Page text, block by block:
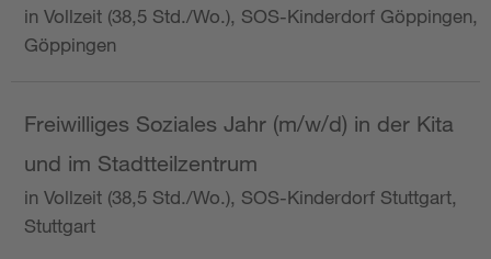
in Vollzeit (38,5 Std./Wo.), SOS-Kinderdorf Göppingen,
Göppingen
Freiwilliges Soziales Jahr (m/w/d) in der Kita
und im Stadtteilzentrum
in Vollzeit (38,5 Std./Wo.), SOS-Kinderdorf Stuttgart,
Stuttgart